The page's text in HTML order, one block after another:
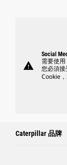
warning
Social
需要使用
您必須
Cookie，
Caterpillar 品牌